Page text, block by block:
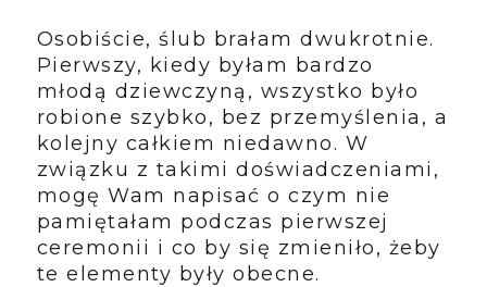
Osobiście, ślub brałam dwukrotnie.
Pierwszy, kiedy byłam bardzo
młodą dziewczyną, wszystko było
robione szybko, bez przemyślenia, a
kolejny całkiem niedawno. W
związku z takimi doświadczeniami,
mogę Wam napisać o czym nie
pamiętałam podczas pierwszej
ceremonii i co by się zmieniło, żeby
te elementy były obecne.